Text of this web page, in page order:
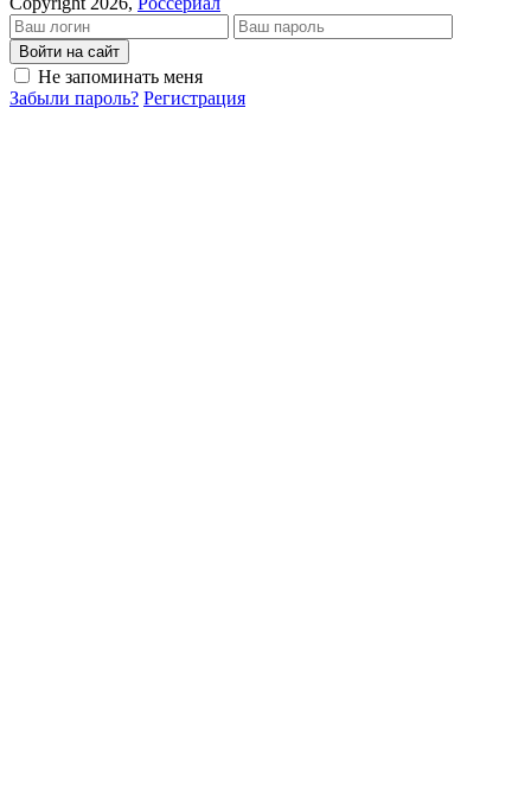
Войти на сайт
Не запоминать меня
Забыли пароль? Регистрация